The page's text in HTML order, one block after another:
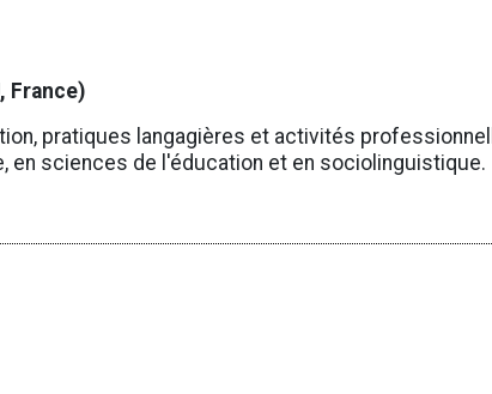
France)
pratiques langagières et activités
en sciences de l'éducation et en